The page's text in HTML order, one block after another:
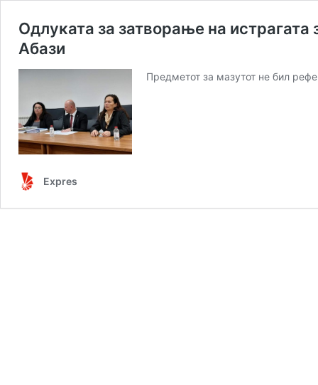
Одлуката за затворање на истрагата
Абази
Предметот за мазутот не бил
Expres